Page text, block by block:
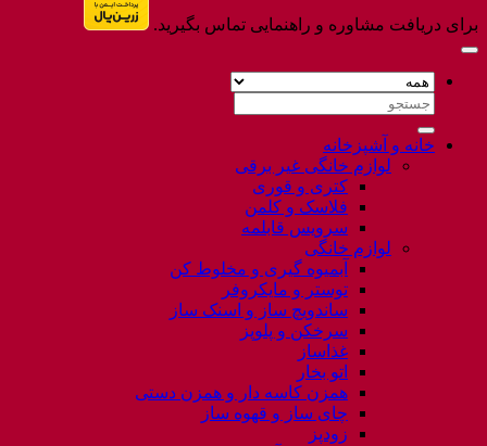
برای دریافت مشاوره و راهنمایی تماس بگیرید.
جستجو
خانه و آشپزخانه
لوازم خانگی غیر برقی
کتری و قوری
فلاسک و کلمن
سرویس قابلمه
لوازم خانگی
آبمیوه گیری و مخلوط کن
توستر و مایکروفر
ساندویچ ساز و اسنک ساز
سرخکن و پلوپز
غذاساز
اتو بخار
همزن کاسه دار و همزن دستی
چای ساز و قهوه ساز
زودپز